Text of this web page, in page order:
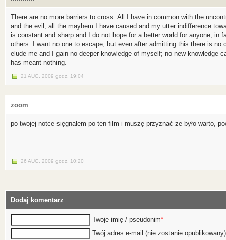
There are no more barriers to cross. All I have in common with the
and the evil, all the mayhem I have caused and my utter indifference
is constant and sharp and I do not hope for a better world for anyone, in
others. I want no one to escape, but even after admitting this there is no
elude me and I gain no deeper knowledge of myself; no new knowledge
has meant nothing.
21 AUG, 2009 godz. 19:04
zoom
po twojej notce sięgnąłem po ten film i muszę przyznać ze było warto,
26 AUG, 2009 godz. 10:20
Dodaj komentarz
Twoje imię / pseudonim*
Twój adres e-mail (nie zostanie